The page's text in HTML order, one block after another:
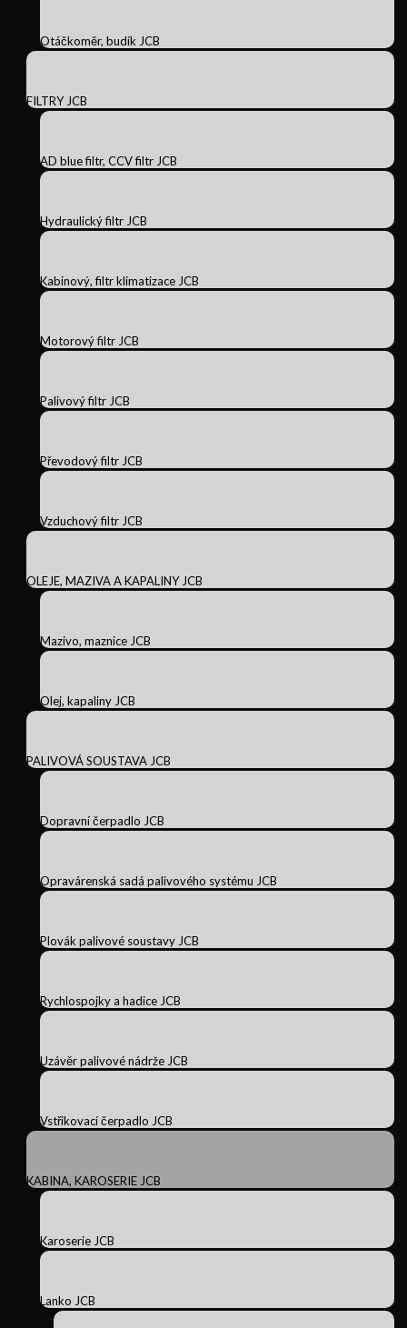
Otáčkoměr, budík JCB
FILTRY JCB
AD blue filtr, CCV filtr JCB
Hydraulický filtr JCB
Kabinový, filtr klimatizace JCB
Motorový filtr JCB
Palivový filtr JCB
Převodový filtr JCB
Vzduchový filtr JCB
OLEJE, MAZIVA A KAPALINY JCB
Mazivo, maznice JCB
Olej, kapaliny JCB
PALIVOVÁ SOUSTAVA JCB
Dopravní čerpadlo JCB
Opravárenská sadá palivového systému JCB
Plovák palivové soustavy JCB
Rychlospojky a hadice JCB
Uzávěr palivové nádrže JCB
Vstřikovací čerpadlo JCB
KABINA, KAROSERIE JCB
Karoserie JCB
Lanko JCB